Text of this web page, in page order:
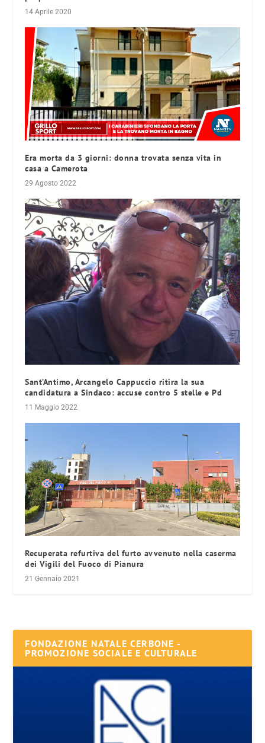
14 Aprile 2020
Era morta da 3 giorni: donna trovata senza vita in
casa a Camerota
29 Agosto 2022
Sant’Antimo, Arcangelo Cappuccio ritira la sua
candidatura a Sindaco: accuse contro 5 stelle e Pd
11 Maggio 2022
Recuperata refurtiva del furto avvenuto nella caserma
dei Vigili del Fuoco di Pianura
21 Gennaio 2021
FONDAZIONE NATALE CERBONE -
PROMOZIONE SOCIALE E CULTURALE